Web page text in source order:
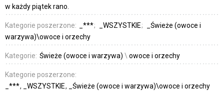
w każdy piątek rano.
Kategorie poszerzone: _*** _WSZYSTKIE
_Świeże (owoce i
warzywa)\owoce i orzechy
Kategorie: Świeże (owoce i warzywa) \ owoce i orzechy
Kategorie poszerzone:
_***
_WSZYSTKIE _Świeże (owoce i warzywa)\owoce i orzechy